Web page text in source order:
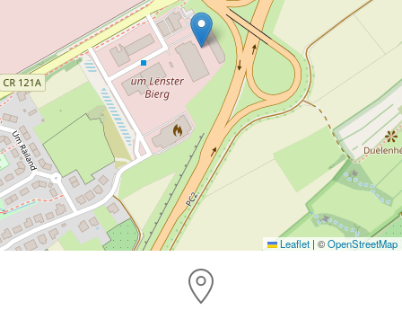
Leaflet | ©OpenStreetMap